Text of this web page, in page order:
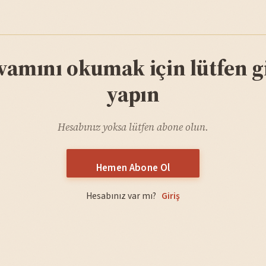
okumak için lütfen
yapın
Hesabınız yoksa lütfen abone olun.
Hemen Abone Ol
Hesabınız var mı? Giriş